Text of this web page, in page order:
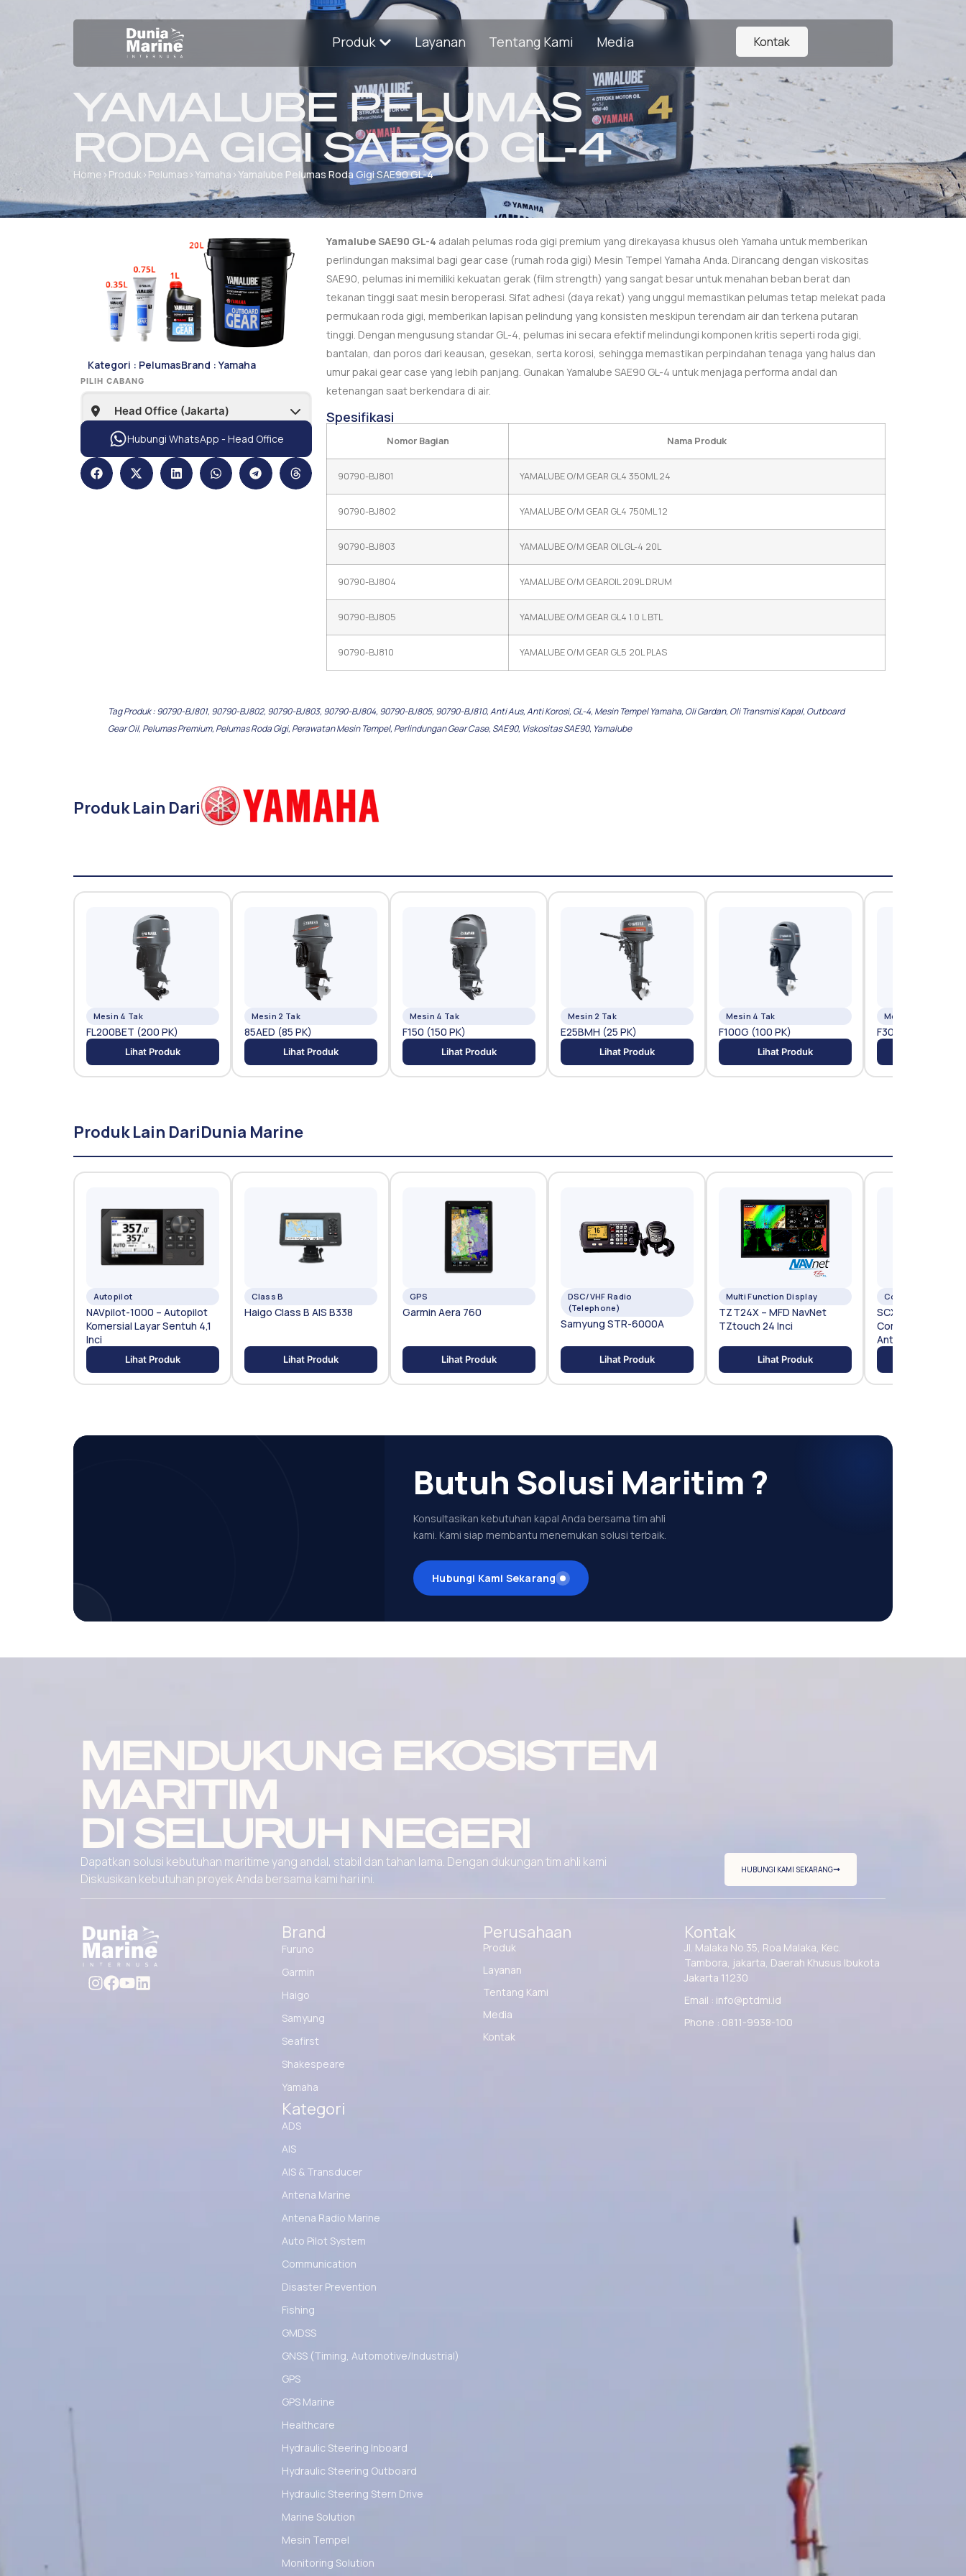
Produk Layanan Tentang Kami Media Kontak
YAMALUBE PELUMAS
RODA GIGI SAE90 GL-4
Home ›Produk› Pelumas ›Yamaha › Yamalube Pelumas Roda Gigi SAE90 GL-4
Kategori : PelumasBrand :Yamaha
PILIH CABANG
Hubungi WhatsApp - Head Office
Yamalube SAE90 GL-4 adalah pelumas roda gigi premium yang direkayasa khusus oleh Yamaha untuk memberikan
perlindungan maksimal bagi gear case (rumah roda gigi) Mesin Tempel Yamaha Anda. Dirancang dengan viskositas
SAE90, pelumas ini memiliki kekuatan gerak (film strength) yang sangat besar untuk menahan beban berat dan
tekanan tinggi saat mesin beroperasi. Sifat adhesi (daya rekat) yang unggul memastikan pelumas tetap melekat pada
permukaan roda gigi, memberikan lapisan pelindung yang konsisten meskipun terendam air dan terkena putaran
tinggi. Dengan mengusung standar GL-4, pelumas ini secara efektif melindungi komponen kritis seperti roda gigi,
bantalan, dan poros dari keausan, gesekan, serta korosi, sehingga memastikan perpindahan tenaga yang halus dan
umur pakai gear case yang lebih panjang. Gunakan Yamalube SAE90 GL-4 untuk menjaga performa andal dan
ketenangan saat berkendara di air.
Spesifikasi
Nomor Bagian Nama Produk
90790-BJ801 YAMALUBE O/M GEAR GL4 350ML 24
90790-BJ802 YAMALUBE O/M GEAR GL4 750ML 12
90790-BJ803 YAMALUBE O/M GEAR OIL GL-4 20L
90790-BJ804 YAMALUBE O/M GEAROIL 209L DRUM
90790-BJ805 YAMALUBE O/M GEAR GL4 1.0 L BTL
90790-BJ810 YAMALUBE O/M GEAR GL5 20L PLAS
Tag Produk :90790-BJ801, 90790-BJ802, 90790-BJ803, 90790-BJ804, 90790-BJ805, 90790-BJ810,Anti Aus,Anti Korosi, GL-4, Mesin Tempel Yamaha, Oli Gardan, Oli Transmisi Kapal, Outboard
Gear Oil, Pelumas Premium, Pelumas Roda Gigi, Perawatan Mesin Tempel, Perlindungan Gear Case, SAE90, Viskositas SAE90, Yamalube
Produk Lain Dari
Mesin 4 Tak
FL200BET (200 PK)
Lihat Produk
Mesin 2 Tak
85AED (85 PK)
Lihat Produk
Mesin 4 Tak
F150 (150 PK)
Lihat Produk
Mesin 2 Tak
E25BMH (25 PK)
Lihat Produk
Mesin 4 Tak
F100G (100 PK)
Lihat Produk
Mesin 4 Tak
F300D (300 PK)
Produk Lain DariDunia Marine
Autopilot
NAVpilot-1000 – Autopilot
Komersial Layar Sentuh 4,1
Inci
Lihat Produk
Class B
Haigo Class B AIS B338
Lihat Produk
GPS
Garmin Aera 760
Lihat Produk
DSC/VHF Radio
(Telephone)
Samyung STR-6000A
Lihat Produk
Multi Function Display
TZT24X – MFD NavNet
TZtouch 24 Inci
Lihat Produk
Compass
SCX-20 – Satellite
Compass GNSS
Antena
Butuh Solusi Maritim ?
Konsultasikan kebutuhan kapal Anda bersama tim ahli
kami. Kami siap membantu menemukan solusi terbaik.
Hubungi Kami Sekarang
MENDUKUNG EKOSISTEM
MARITIM
DI SELURUH NEGERI
Dapatkan solusi kebutuhan maritime yang andal, stabil dan tahan lama. Dengan dukungan tim ahli kami
Diskusikan kebutuhan proyek Anda bersama kami hari ini.
HUBUNGI KAMI SEKARANG
Brand
Furuno
Garmin
Haigo
Samyung
Seafirst
Shakespeare
Yamaha
Kategori
ADS
AIS
AIS & Transducer
Antena Marine
Antena Radio Marine
Auto Pilot System
Communication
Disaster Prevention
Fishing
GMDSS
GNSS (Timing, Automotive/Industrial)
GPS
GPS Marine
Healthcare
Hydraulic Steering Inboard
Hydraulic Steering Outboard
Hydraulic Steering Stern Drive
Marine Solution
Mesin Tempel
Monitoring Solution
Perusahaan
Produk
Layanan
Tentang Kami
Media
Kontak
Kontak
Jl. Malaka No.35, Roa Malaka, Kec.
Tambora, jakarta, Daerah Khusus Ibukota
Jakarta 11230
Email : info@ptdmi.id
Phone : 0811-9938-100